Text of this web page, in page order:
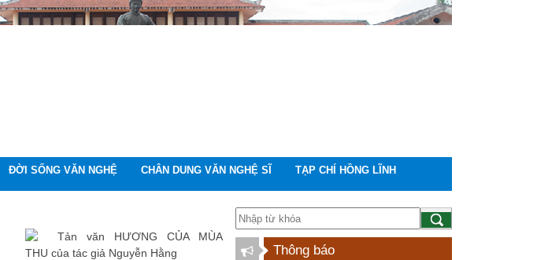
ĐỜI SỐNG VĂN NGHỆ CHÂN DUNG VĂN NGHỆ SĨ TẠP CHÍ HỒNG LĨNH
Tản văn HƯƠNG CỦA MÙA
THU của tác giả Nguyễn Hằng
Thông báo